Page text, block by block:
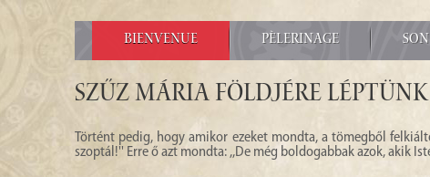
BIENVENUE PÈLERINAGE
Szűz Mária földjére léptünk
Történt pedig, hogy amikor ezeket mondta, a tömegből
szoptál!'' Erre ő azt mondta: ,,De még boldogabbak azok, akik